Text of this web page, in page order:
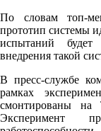
По словам топ-
прототип системы
испытаний будет
внедрения такой
В пресс-службе
рамках
смонтированы на
Эксперимент